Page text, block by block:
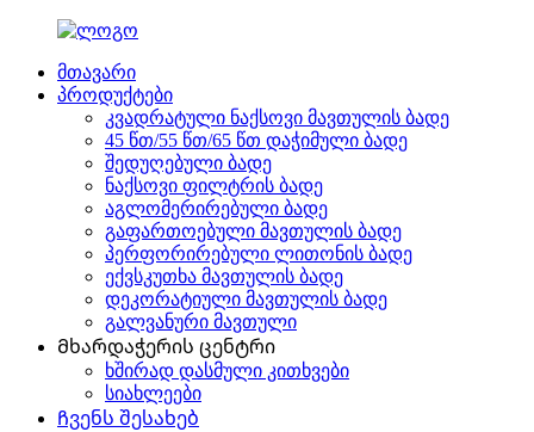
მთავარი
პროდუქტები
კვადრატული ნაქსოვი მავთულის ბადე
45 წთ/55 წთ/65 წთ დაჭიმული ბადე
შედუღებული ბადე
ნაქსოვი ფილტრის ბადე
აგლომერირებული ბადე
გაფართოებული მავთულის ბადე
პერფორირებული ლითონის ბადე
ექვსკუთხა მავთულის ბადე
დეკორატიული მავთულის ბადე
გალვანური მავთული
Მხარდაჭერის ცენტრი
ხშირად დასმული კითხვები
სიახლეები
Ჩვენს შესახებ